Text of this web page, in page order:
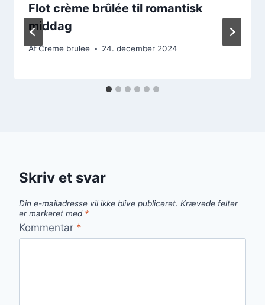
Flot crème brûlée til romantisk
middag
AfCreme brulee 24. december 2024
Skriv et svar
Din e-mailadresse vil ikke blive publiceret. Krævede felter
er markeret med *
Kommentar *